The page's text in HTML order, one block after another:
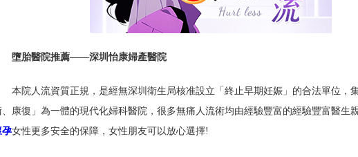
墮胎醫院推薦——深圳怡康婦產醫院
本院人流資質正規，是經無深圳衛生局核准設立「終止早期妊娠」的合法單位，
、康復」為一體的現代化婦科醫院，很多無痛人流術均由經驗豐富的經驗豐富醫生
孕女性更多安全的保障，女性朋友可以放心選擇!